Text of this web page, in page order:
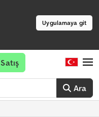
Uygulamaya git
Ara
Satış